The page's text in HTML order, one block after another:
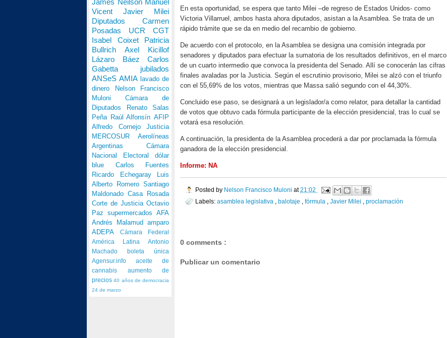
En esta oportunidad, se espera que tanto Milei –de regreso de Estados Unidos- como
Victoria Villarruel, ambos hasta ahora diputados, asistan a la Asamblea. Se trata de un
rápido trámite que se da en medio del recambio de gobierno.
De acuerdo con el protocolo, en la Asamblea se designa una comisión integrada por
senadores y diputados para efectuar la sumatoria de los resultados definitivos, en el marco
de un cuarto intermedio que convoca la presidenta del Senado. Allí se conocerán las cifras
finales avaladas por la Justicia. Según el escrutinio provisorio, Milei se alzó con el triunfo
con el 55,69% de los votos, mientras que Massa salió segundo con el 44,30%.
Concluido ese paso, se designará a un legislador/a como relator, para detallar la cantidad
de votos que obtuvo cada fórmula participante de la elección presidencial, tras lo cual se
votará esa resolución.
A continuación, la presidenta de la Asamblea procederá a dar por proclamada la fórmula
ganadora de la elección presidencial.
Informe: NA
Posted by Nelson Francisco Muloni at21:02
Labels: asamblea legislativa balotaje fórmula Javier Milei proclamación
0 comments :
Publicar un comentario
James Neilson Manuel
Vicent Javier Milei
Diputados Carmen
Posadas UCR CGT
Isabel Coixet Patricia
Bullrich Axel Kicillof
Lázaro Báez Carlos
Gabetta jubilados
ANSeSAMIA lavado de
dinero
Nelson Francisco
Muloni Cámara de
Diputados
Renato Salas
Peña Raúl AlfonsínAFIP
Alfredo Cornejo Justicia
MERCOSUR Aerolíneas
Argentinas Cámara
Nacional Electoral dólar
blue Carlos Fuentes
Ricardo Echegaray
Luis
Alberto Romero Santiago
Maldonado Casa Rosada
Corte de Justicia Octavio
Paz supermercados AFA
Andrés Malamud amparo
ADEPA
Cámara Federal
América Latina Antonio
Machado boleta única
Agensur.info aceite de
cannabis aumento de
precios40 años de democracia
24 de marzo